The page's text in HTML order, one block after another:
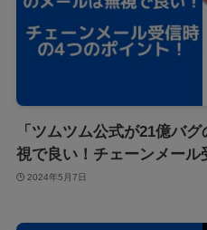
「ツムツム公式が21億バ
視で良い！チェーンメール
2024年5月7日